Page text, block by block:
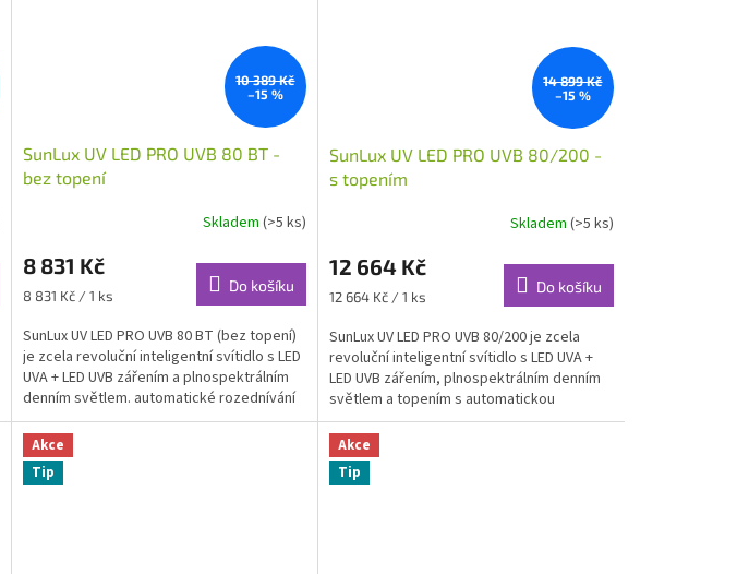
10 389 Kč
–15 %
SunLux UV LED PRO UVB 80 BT -
bez topení
Skladem (>5 ks)
8 831 Kč
Měrná
8 831 Kč / 1 ks
Do košíku
SunLux UV LED PRO UVB 80 BT (bez topení)
je zcela revoluční inteligentní svítidlo s LED
UVA + LED UVB zářením a plnospektrálním
denním světlem. automatické rozednívání
a...
14 899 Kč
–15 %
SunLux UV LED PRO UVB 80/200 -
s topením
Skladem (>5 ks)
12 664 Kč
Měrná
12 664 Kč / 1 ks
Do košíku
SunLux UV LED PRO UVB 80/200 je zcela
revoluční inteligentní svítidlo s LED UVA +
LED UVB zářením, plnospektrálním denním
světlem a topením s automatickou
regulací....
Akce
Tip
Akce
Tip